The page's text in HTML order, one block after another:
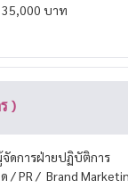
35,000 บาท
)
ดการฝ่ายปฏิบัติการ
/ PR / Brand